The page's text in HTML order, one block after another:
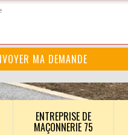
ENTREPRISE DE
MAÇONNERIE 75